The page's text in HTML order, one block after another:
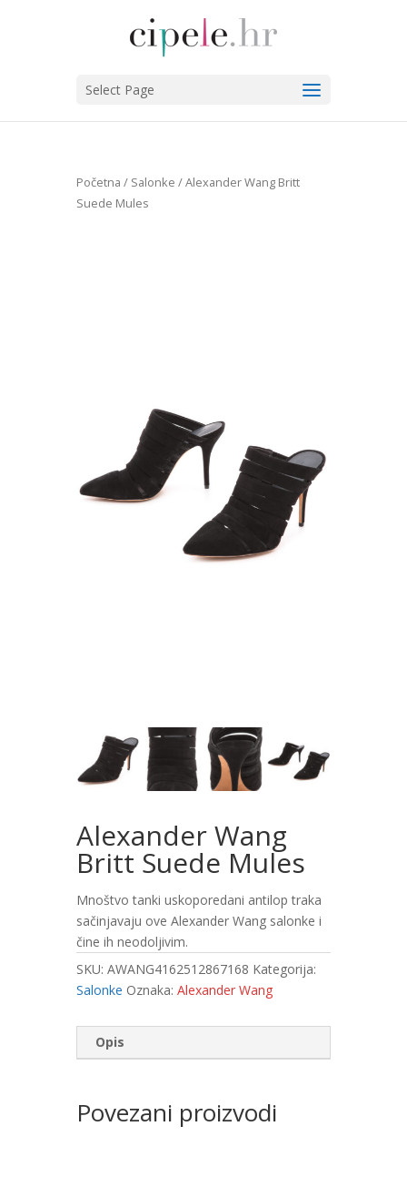
Select Page
Početna / Salonke / Alexander Wang Britt
Suede Mules
Alexander Wang
Britt Suede Mules
Mnoštvo tanki uskoporedani antilop traka
sačinjavaju ove Alexander Wang salonke i
čine ih neodoljivim.
SKU: AWANG4162512867168 Kategorija:
Salonke Oznaka: Alexander Wang
Opis
Povezani proizvodi